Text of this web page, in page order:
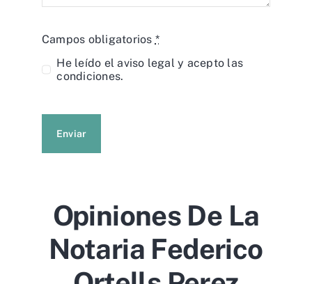
Campos obligatorios *
He leído elaviso legal y acepto las
condiciones.
Enviar
Opiniones De La
Notaria Federico